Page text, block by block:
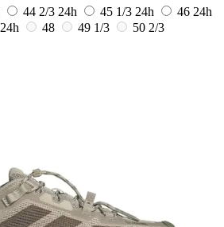
44 2/3 24h 45 1/3 24h 46 24h
24h 48 49 1/3
50 2/3